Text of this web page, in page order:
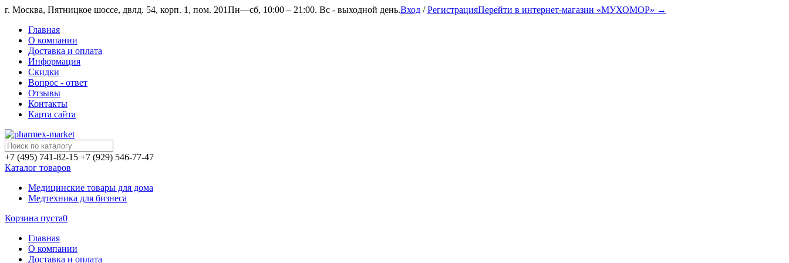
г. Москва, Пятницкое шоссе, двлд. 54, корп. 1, пом. 201Пн—сб, 10:00 – 21:00. Вс - выходной день.Вход /РегистрацияПерейти в интернет-магазин «МУХОМОР» →
Главная
О компании
Доставка и оплата
Информация
Скидки
Вопрос - ответ
Отзывы
Контакты
Карта сайта
+7 (495) 741-82-15 +7 (929) 546-77-47
Каталог товаров
Медицинские товары для дома
Медтехника для бизнеса
Корзина пуста0
Главная
О компании
Доставка и оплата